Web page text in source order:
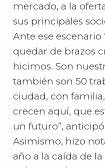
mercado, a la
sus principales
Ante ese escenario
quedar de brazos
hicimos. Son
también son 50
ciudad, con
crecen aquí, que
un futuro”,
Asimismo, hizo
año a la caída de